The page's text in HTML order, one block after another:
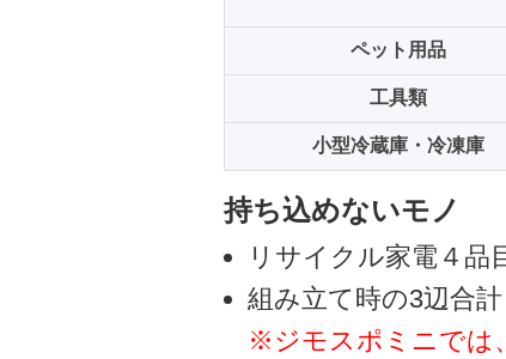
ペット用品
工具類
小型冷蔵庫・冷凍庫
持ち込めないモノ
リサイクル家電４
組み立て時の3辺合
※ジモスポミニでは